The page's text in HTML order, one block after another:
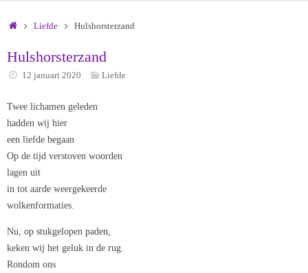
HomeLiefde Hulshorsterzand
Hulshorsterzand
12 januari 2020 Liefde
Twee lichamen geleden
hadden wij hier
een liefde begaan
Op de tijd verstoven woorden
lagen uit
in tot aarde weergekeerde
wolkenformaties.
Nu, op stukgelopen paden,
keken wij het geluk in de rug.
Rondom ons